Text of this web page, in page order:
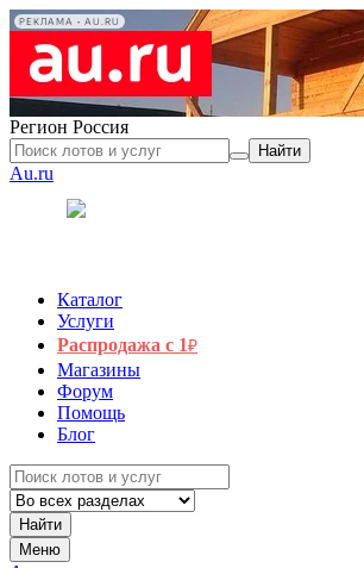
РЕКЛАМА • AU.RU
Регион Россия
Найти
Au.ru
Каталог
Услуги
Распродажа с 1₽
Магазины
Форум
Помощь
Блог
Найти
Меню